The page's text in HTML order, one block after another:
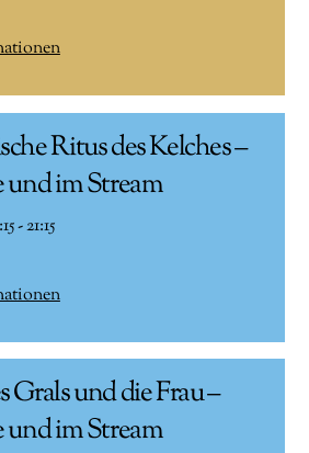
Ritus des Kelches –
und im Stream
-21:15
Grals und die Frau –
und im Stream